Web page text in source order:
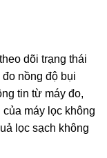
dõi trạng thái
nồng độ bụi
tin từ máy đo,
máy lọc không
lọc sạch không